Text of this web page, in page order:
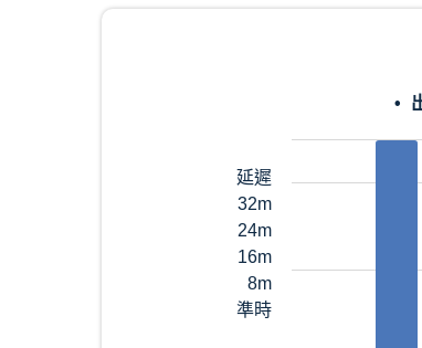
延遲
32m
24m
16m
8m
準時